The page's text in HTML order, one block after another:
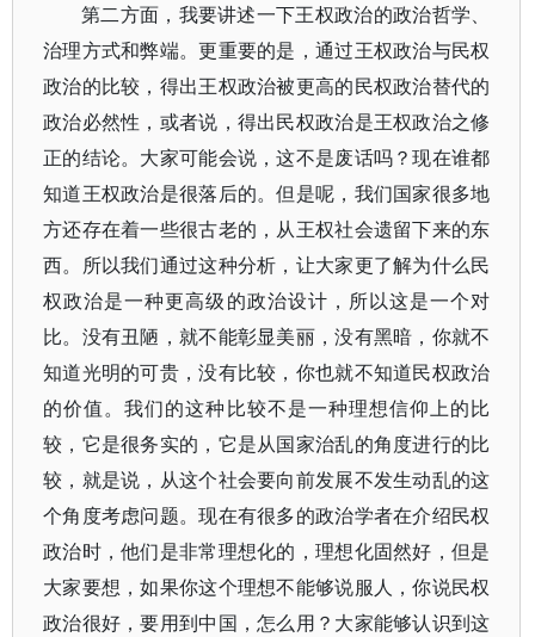
第二方面，我要讲述一下王权政治的政治哲学、
治理方式和弊端。更重要的是，通过王权政治与民权
政治的比较，得出王权政治被更高的民权政治替代的
政治必然性，或者说，得出民权政治是王权政治之修
正的结论。大家可能会说，这不是废话吗？现在谁都
知道王权政治是很落后的。但是呢，我们国家很多地
方还存在着一些很古老的，从王权社会遗留下来的东
西。所以我们通过这种分析，让大家更了解为什么民
权政治是一种更高级的政治设计，所以这是一个对
比。没有丑陋，就不能彰显美丽，没有黑暗，你就不
知道光明的可贵，没有比较，你也就不知道民权政治
的价值。我们的这种比较不是一种理想信仰上的比
较，它是很务实的，它是从国家治乱的角度进行的比
较，就是说，从这个社会要向前发展不发生动乱的这
个角度考虑问题。现在有很多的政治学者在介绍民权
政治时，他们是非常理想化的，理想化固然好，但是
大家要想，如果你这个理想不能够说服人，你说民权
政治很好，要用到中国，怎么用？大家能够认识到这